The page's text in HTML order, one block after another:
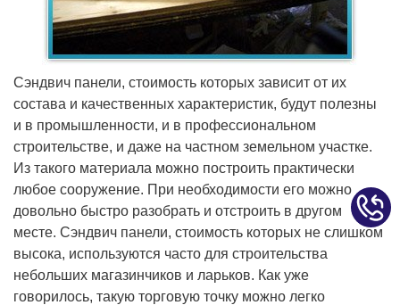
Сэндвич панели, стоимость которых зависит от их
состава и качественных характеристик, будут полезны
и в промышленности, и в профессиональном
строительстве, и даже на частном земельном участке.
Из такого материала можно построить практически
любое сооружение. При необходимости его можно
довольно быстро разобрать и отстроить в другом
месте. Сэндвич панели, стоимость которых не слишком
высока, используются часто для строительства
небольших магазинчиков и ларьков. Как уже
говорилось, такую торговую точку можно легко